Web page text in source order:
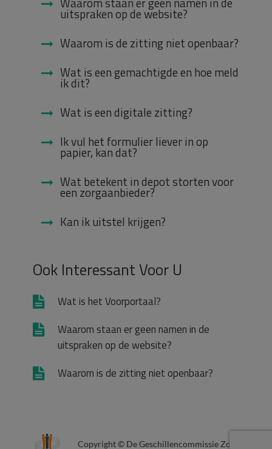
uitspraken op de website?
Waarom is de zitting niet openbaar?
Wat is een gemachtigde en hoe meld
ik dit?
Wat is een digitale zitting?
Ik vul het formulier liever in op
papier, kan dat?
Wat betekent in depot storten voor
een zorgaanbieder?
Kan ik uitstel krijgen?
Ook Interessant Voor U
Wat is het Voorportaal?
Waarom staan er geen namen in de
uitspraken op de website?
Waarom is de zitting niet openbaar?
Copyright © De Geschillencommissie Zorg